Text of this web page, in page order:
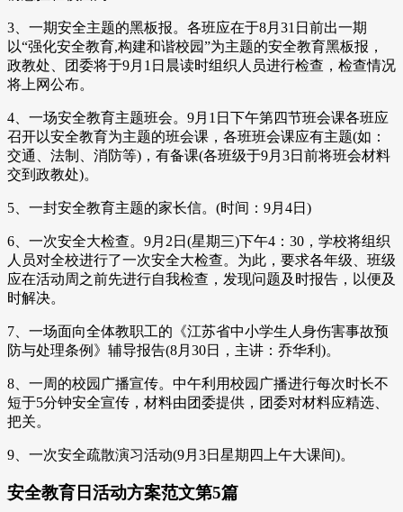
3、一期安全主题的黑板报。各班应在于8月31日前出一期
以“强化安全教育,构建和谐校园”为主题的安全教育黑板报，
政教处、团委将于9月1日晨读时组织人员进行检查，检查情况
将上网公布。
4、一场安全教育主题班会。9月1日下午第四节班会课各班应
召开以安全教育为主题的班会课，各班班会课应有主题(如：
交通、法制、消防等)，有备课(各班级于9月3日前将班会材料
交到政教处)。
5、一封安全教育主题的家长信。(时间：9月4日)
6、一次安全大检查。9月2日(星期三)下午4：30，学校将组织
人员对全校进行了一次安全大检查。为此，要求各年级、班级
应在活动周之前先进行自我检查，发现问题及时报告，以便及
时解决。
7、一场面向全体教职工的《江苏省中小学生人身伤害事故预
防与处理条例》辅导报告(8月30日，主讲：乔华利)。
8、一周的校园广播宣传。中午利用校园广播进行每次时长不
短于5分钟安全宣传，材料由团委提供，团委对材料应精选、
把关。
9、一次安全疏散演习活动(9月3日星期四上午大课间)。
安全教育日活动方案范文第5篇